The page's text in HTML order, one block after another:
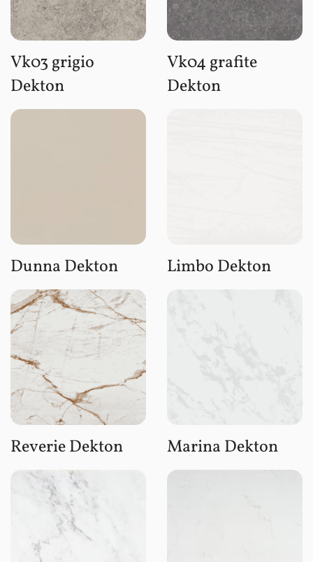
Vk03 grigio
Dekton
Vk04 grafite
Dekton
Dunna Dekton Limbo Dekton
Reverie Dekton Marina Dekton